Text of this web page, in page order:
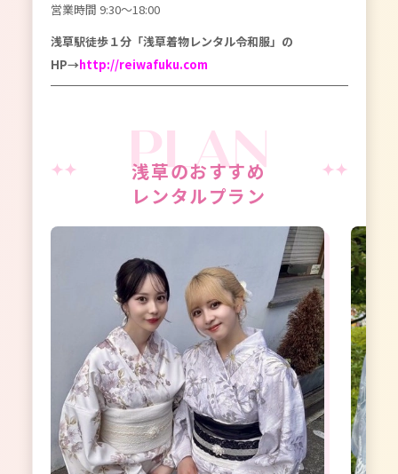
営業時間 9:30〜18:00
浅草駅徒歩１分「浅草着物レンタル令和服」の
HP→http://reiwafuku.com
浅草のおすすめ
レンタルプラン